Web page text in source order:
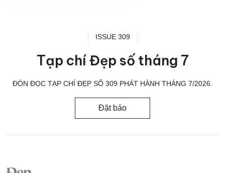
ISSUE 309
Tạp chí Đẹp số tháng 7
ĐÓN ĐỌC TẠP CHÍ ĐẸP SỐ 309 PHÁT HÀNH THÁNG 7/2026.
Đặt báo